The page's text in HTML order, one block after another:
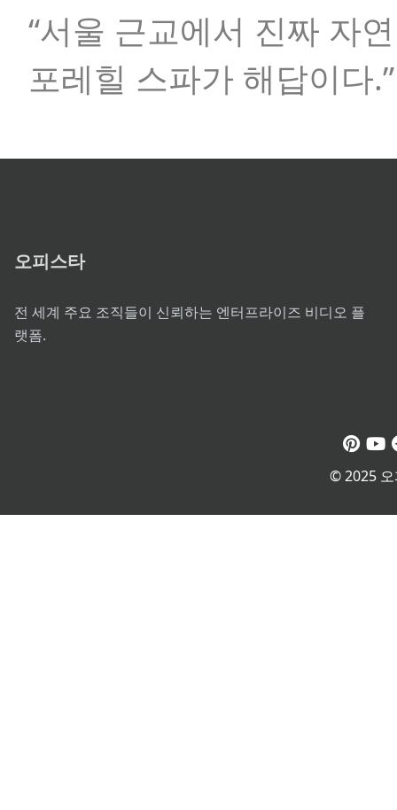
“서울 근교에서 진짜 자
포레힐 스파가 해답이다.”
오피스타
전 세계 주요 조직들이 신뢰하는 엔터프라이즈 비디오 플
랫폼.
© 2025 오